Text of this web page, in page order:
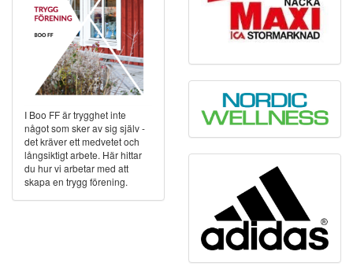
I Boo FF är trygghet inte
något som sker av sig själv -
det kräver ett medvetet och
långsiktigt arbete. Här hittar
du hur vi arbetar med att
skapa en trygg förening.